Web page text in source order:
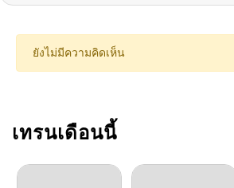
ยังไม่มีความคิดเห็น
เทรนเดือนนี้